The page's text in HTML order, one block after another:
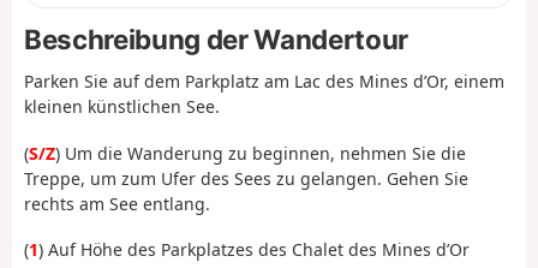
Beschreibung der Wandertour
Parken Sie auf dem Parkplatz am Lac des Mines d’Or, einem
kleinen künstlichen See.
(S/Z) Um die Wanderung zu beginnen, nehmen Sie die
Treppe, um zum Ufer des Sees zu gelangen. Gehen Sie
rechts am See entlang.
(1) Auf Höhe des Parkplatzes des Chalet des Mines d’Or